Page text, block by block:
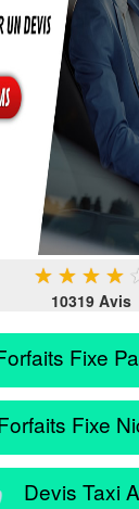
★ ★ ★ ★
10319 Avis
Fixe
Fixe
Devis Taxi